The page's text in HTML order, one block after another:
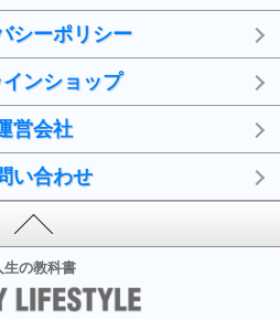
シーポリシー
ンショップ
営会社
い合わせ
生の教科書